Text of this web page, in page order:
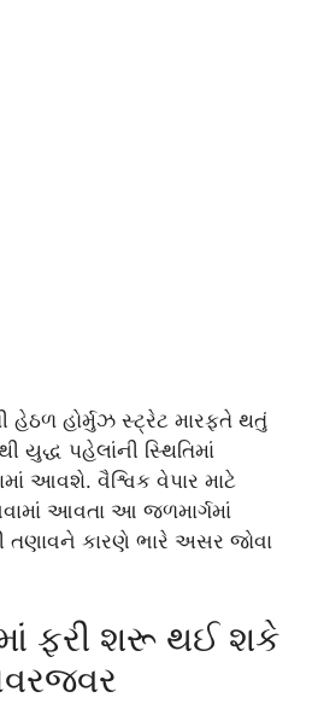
હોર્મુઝ સ્ટ્રેટ મારફતે થતું
યુદ્ધ પહેલાંની સ્થિતિમાં
આવશે. વૈશ્વિક વેપાર માટે
આવતા આ જળમાર્ગમાં
તણાવને કારણે ભારે અસર જોવા
ફરી શરૂ થઈ શકે